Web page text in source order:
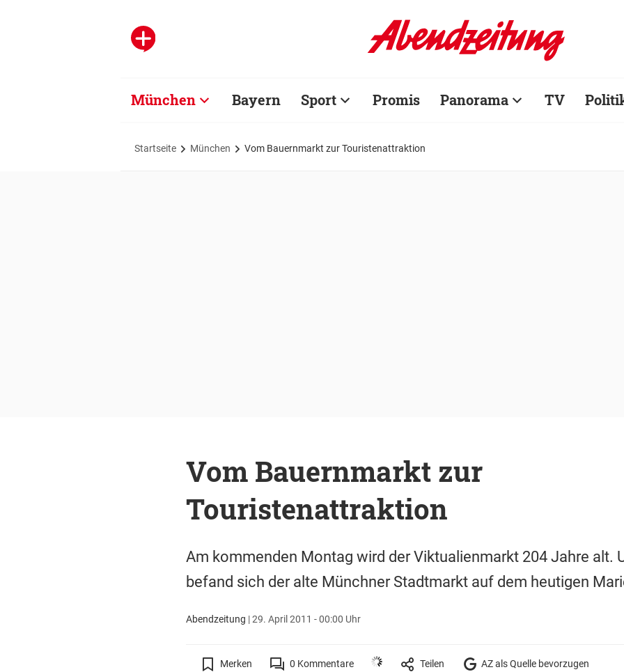
München Bayern Sport Promis Panorama TV
Startseite München Vom Bauernmarkt zur Touristenattraktion
Vom Bauernmarkt zur
Touristenattraktion
Am kommenden Montag wird der Viktualienmarkt 204 Jahre alt.
befand sich der alte Münchner Stadtmarkt auf dem heutigen
Abendzeitung |29. April 2011 - 00:00 Uhr
Merken 0 Kommentare Teilen AZ als Quelle bevorzugen